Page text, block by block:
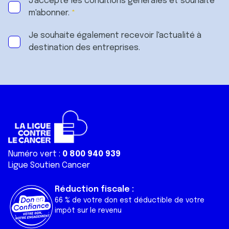
m'abonner.
Je souhaite également recevoir l'actualité à
destination des entreprises.
Numéro vert : 0 800 940 939
Ligue Soutien Cancer
Réduction fiscale :
66 % de votre don est déductible de votre
impôt sur le revenu